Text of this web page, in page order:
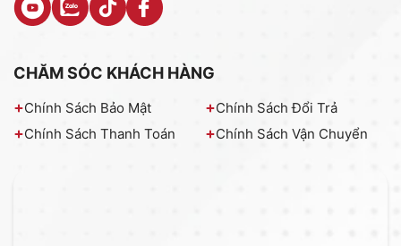
CHĂM SÓC KHÁCH HÀNG
Chính Sách Bảo Mật
Chính Sách Đổi Trả
Chính Sách Thanh Toán
Chính Sách Vận Chuyển